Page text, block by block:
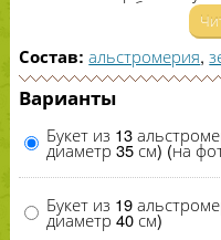
подарком к любому
Состав: альстромерия,
Варианты
Букет из 13
диаметр 35 см) (на
Букет из 19
диаметр 40 см)